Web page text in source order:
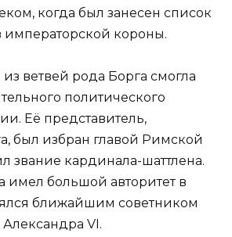
когда был занесен список
императорской короны.
ветвей рода Борга смогла
политического
Её представитель,
был избран главой Римской
звание кардинала-шаттлена.
имел большой авторитет в
ближайшим советником
VI.